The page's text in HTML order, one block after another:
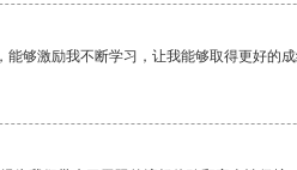
能够激励我不断学习，让我能够取得更好的